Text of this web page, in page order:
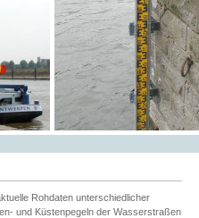
Rohdaten unterschiedlicher
und Küstenpegeln der Wasserstraßen